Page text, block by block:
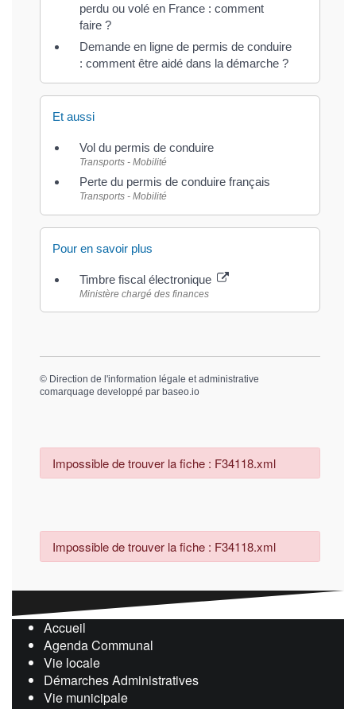
perdu ou volé en France : comment
faire ?
Demande en ligne de permis de conduire
: comment être aidé dans la démarche ?
Et aussi
Vol du permis de conduire
Transports - Mobilité
Perte du permis de conduire français
Transports - Mobilité
Pour en savoir plus
Timbre fiscal électronique
Ministère chargé des finances
© Direction de l'information légale et administrative
comarquage developpé par baseo.io
Impossible de trouver la fiche : F34118.xml
Impossible de trouver la fiche : F34118.xml
Accueil
Agenda Communal
Vie locale
Démarches Administratives
Vie municipale